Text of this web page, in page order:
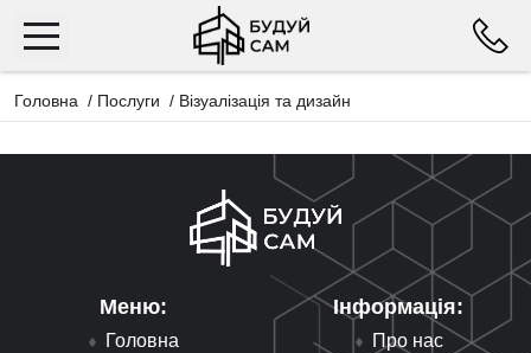
Головна / Послуги / Візуалізація та дизайн
Меню:
Головна
Інформація:
Про нас